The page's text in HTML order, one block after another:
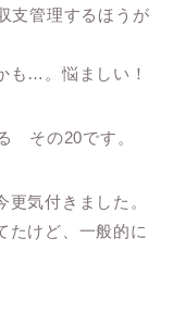
支管理するほうが
も…。悩ましい！
その20です。
気付きました。
たけど、一般的に